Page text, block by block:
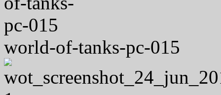
world-of-tanks-pc-015